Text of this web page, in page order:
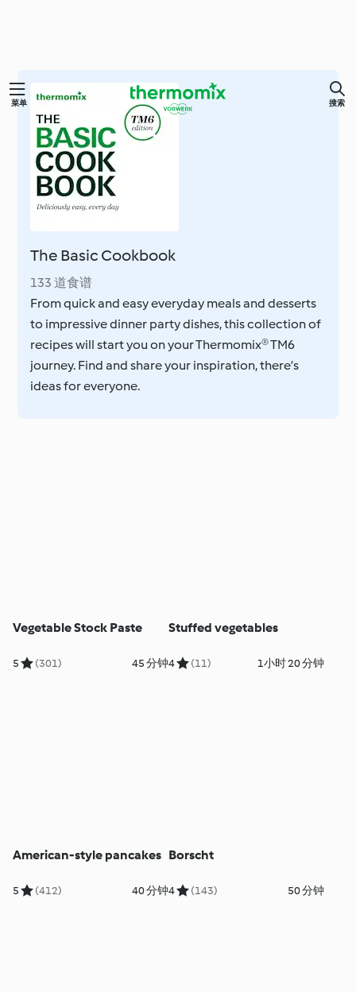
跳菜单 搜索
The Basic Cookbook
133 道食谱
From quick and easy everyday meals and desserts
to impressive dinner party dishes, this collection of
recipes will start you on your Thermomix® TM6
journey. Find and share your inspiration, there’s
ideas for everyone.
Vegetable Stock Paste
5 (301) 45 分钟
Stuffed vegetables
4 (11) 1小时 20 分钟
American-style pancakes
5 (412) 40 分钟
Borscht
4 (143) 50 分钟